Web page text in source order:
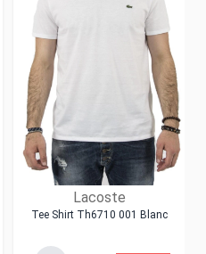
Lacoste
Tee Shirt Th6710 001 Blanc